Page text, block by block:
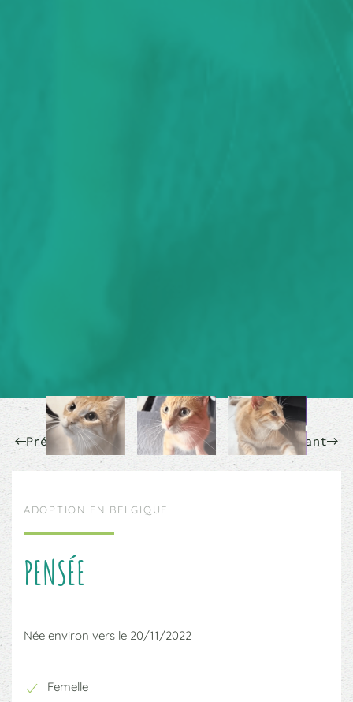
Précédent Suivant
ADOPTION EN BELGIQUE
PENSÉE
Née environ vers le 20/11/2022
Femelle